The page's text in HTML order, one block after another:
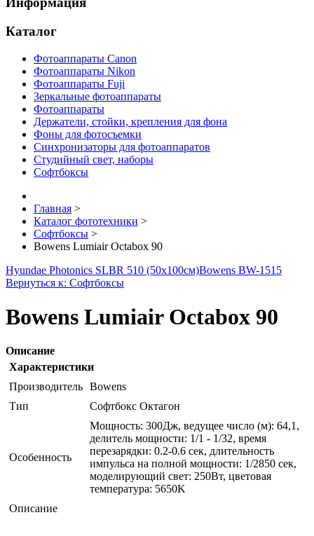
Каталог
Фотоаппараты Canon
Фотоаппараты Nikon
Фотоаппараты Fuji
Зеркальные фотоаппараты
Фотоаппараты
Держатели, стойки, крепления для фона
Фоны для фотосъемки
Синхронизаторы для фотоаппаратов
Студийный свет, наборы
Софтбоксы
Главная >
Каталог фототехники >
Софтбоксы >
Bowens Lumiair Octabox 90
Hyundae Photonics SLBR 510 (50x100см)Bowens BW-1515
Вернуться к: Софтбоксы
Bowens Lumiair Octabox 90
Описание
Характеристики
Производитель Bowens
Тип
Софтбокс Октагон
Особенность
Мощность: 300Дж, ведущее число (м): 64,1,
делитель мощности: 1/1 - 1/32, время
перезарядки: 0.2-0.6 сек, длительность
импульса на полной мощности: 1/2850 сек,
моделирующий свет: 250Вт, цветовая
температура: 5650K
Описание